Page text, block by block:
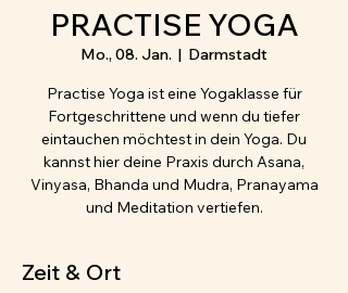
PRACTISE YOGA
Mo., 08. Jan.
  |
Darmstadt
Practise Yoga ist eine Yogaklasse für
Fortgeschrittene und wenn du tiefer
eintauchen möchtest in dein Yoga. Du
kannst hier deine Praxis durch Asana,
Vinyasa, Bhanda und Mudra, Pranayama
und Meditation vertiefen.
Zeit & Ort